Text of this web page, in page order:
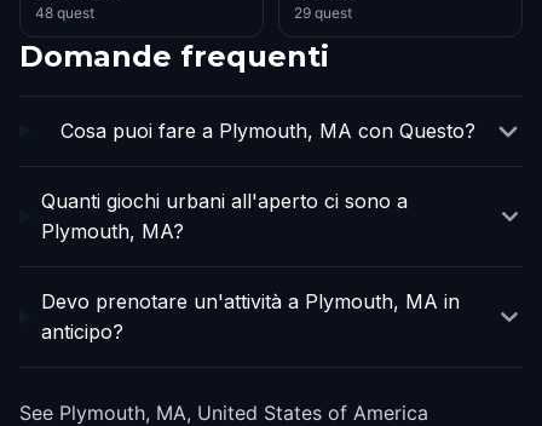
48 quest 29 quest
Domande frequenti
Cosa puoi fare a Plymouth, MA con Questo?
Quanti giochi urbani all'aperto ci sono a
Plymouth, MA?
Devo prenotare un'attività a Plymouth, MA in
anticipo?
See Plymouth, MA, United States of America